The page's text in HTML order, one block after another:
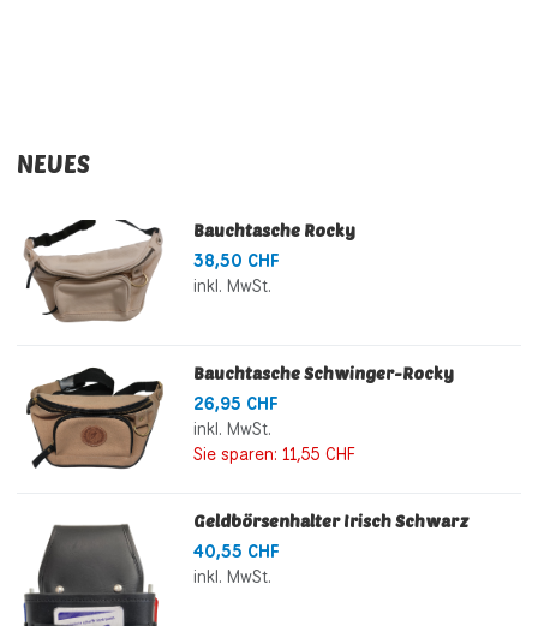
NEUES
Bauchtasche Rocky
38,50 CHF
inkl. MwSt.
Bauchtasche Schwinger-Rocky
26,95 CHF
inkl. MwSt.
Sie sparen: 11,55 CHF
Geldbörsenhalter Irisch Schwarz
40,55 CHF
inkl. MwSt.